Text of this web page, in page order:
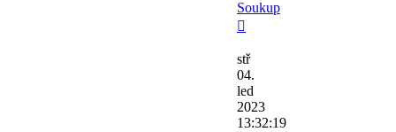
Soukup
poslední
příspěvek
stř
04.
led
2023
13:32:19